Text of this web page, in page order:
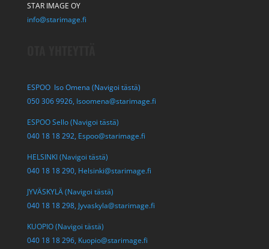
STAR IMAGE OY
info@starimage.fi
ESPOO Iso Omena (Navigoi tästä)
050 306 9926, Isoomena@starimage.fi
ESPOO Sello (Navigoi tästä)
040 18 18 292, Espoo@starimage.fi
HELSINKI (Navigoi tästä)
040 18 18 290, Helsinki@starimage.fi
JYVÄSKYLÄ (Navigoi tästä)
040 18 18 298, Jyvaskyla@starimage.fi
KUOPIO (Navigoi tästä)
040 18 18 296, Kuopio@starimage.fi